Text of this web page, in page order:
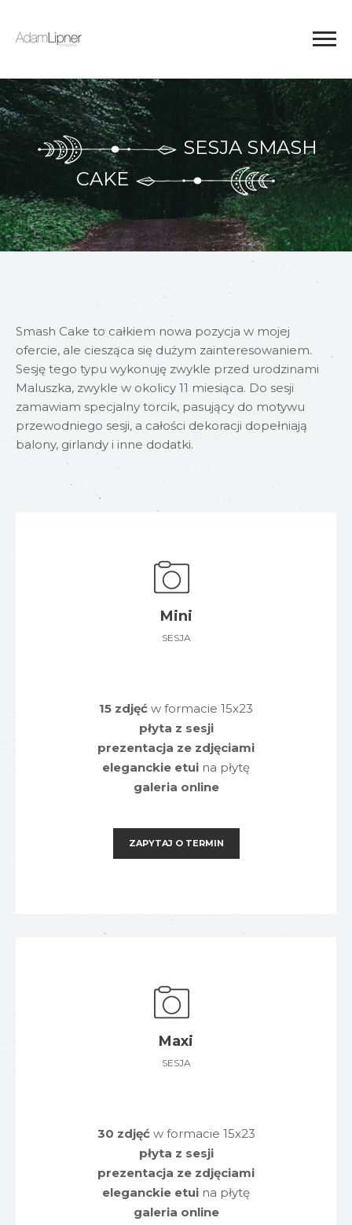
SESJA SMASH
CAKE
Smash Cake to całkiem nowa pozycja w mojej
ofercie, ale ciesząca się dużym zainteresowaniem.
Sesję tego typu wykonuję zwykle przed urodzinami
Maluszka, zwykle w okolicy 11 miesiąca. Do sesji
zamawiam specjalny torcik, pasujący do motywu
przewodniego sesji, a całości dekoracji dopełniają
balony, girlandy i inne dodatki.
Mini
SESJA
15 zdjęć w formacie 15x23
płyta z sesji
prezentacja ze zdjęciami
eleganckie etui na płytę
galeria online
ZAPYTAJ O TERMIN
Maxi
SESJA
30 zdjęćw formacie 15x23
płyta z sesji
prezentacja ze zdjęciami
eleganckie etui na płytę
galeria online